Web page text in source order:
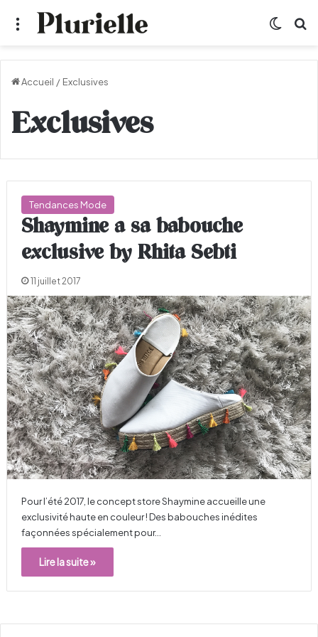
Menu
Accueil / Exclusives
Exclusives
Tendances Mode
Shaymine a sa babouche
exclusive by Rhita Sebti
11 juillet 2017
Pour l’été 2017, le concept store Shaymine accueille une
exclusivité haute en couleur ! Des babouches inédites
façonnées spécialement pour…
Lire la suite »